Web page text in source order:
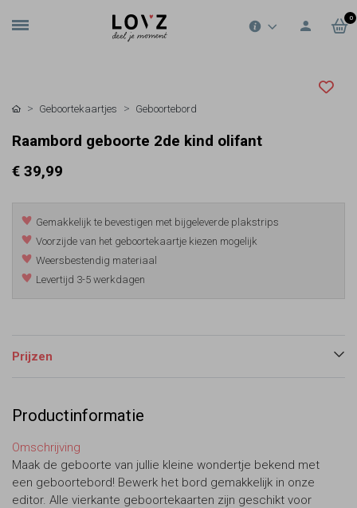
0
Geboortekaartjes Geboortebord
Raambord geboorte 2de kind olifant
€ 39,99
Gemakkelijk te bevestigen met bijgeleverde plakstrips
Voorzijde van het geboortekaartje kiezen mogelijk
Weersbestendig materiaal
Levertijd 3-5 werkdagen
Prijzen
Productinformatie
Omschrijving
Maak de geboorte van jullie kleine wondertje bekend met
een geboortebord! Bewerk het bord gemakkelijk in onze
editor. Alle vierkante geboortekaarten zijn geschikt voor